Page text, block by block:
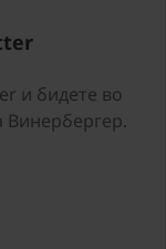
и бидете во
Винербергер.